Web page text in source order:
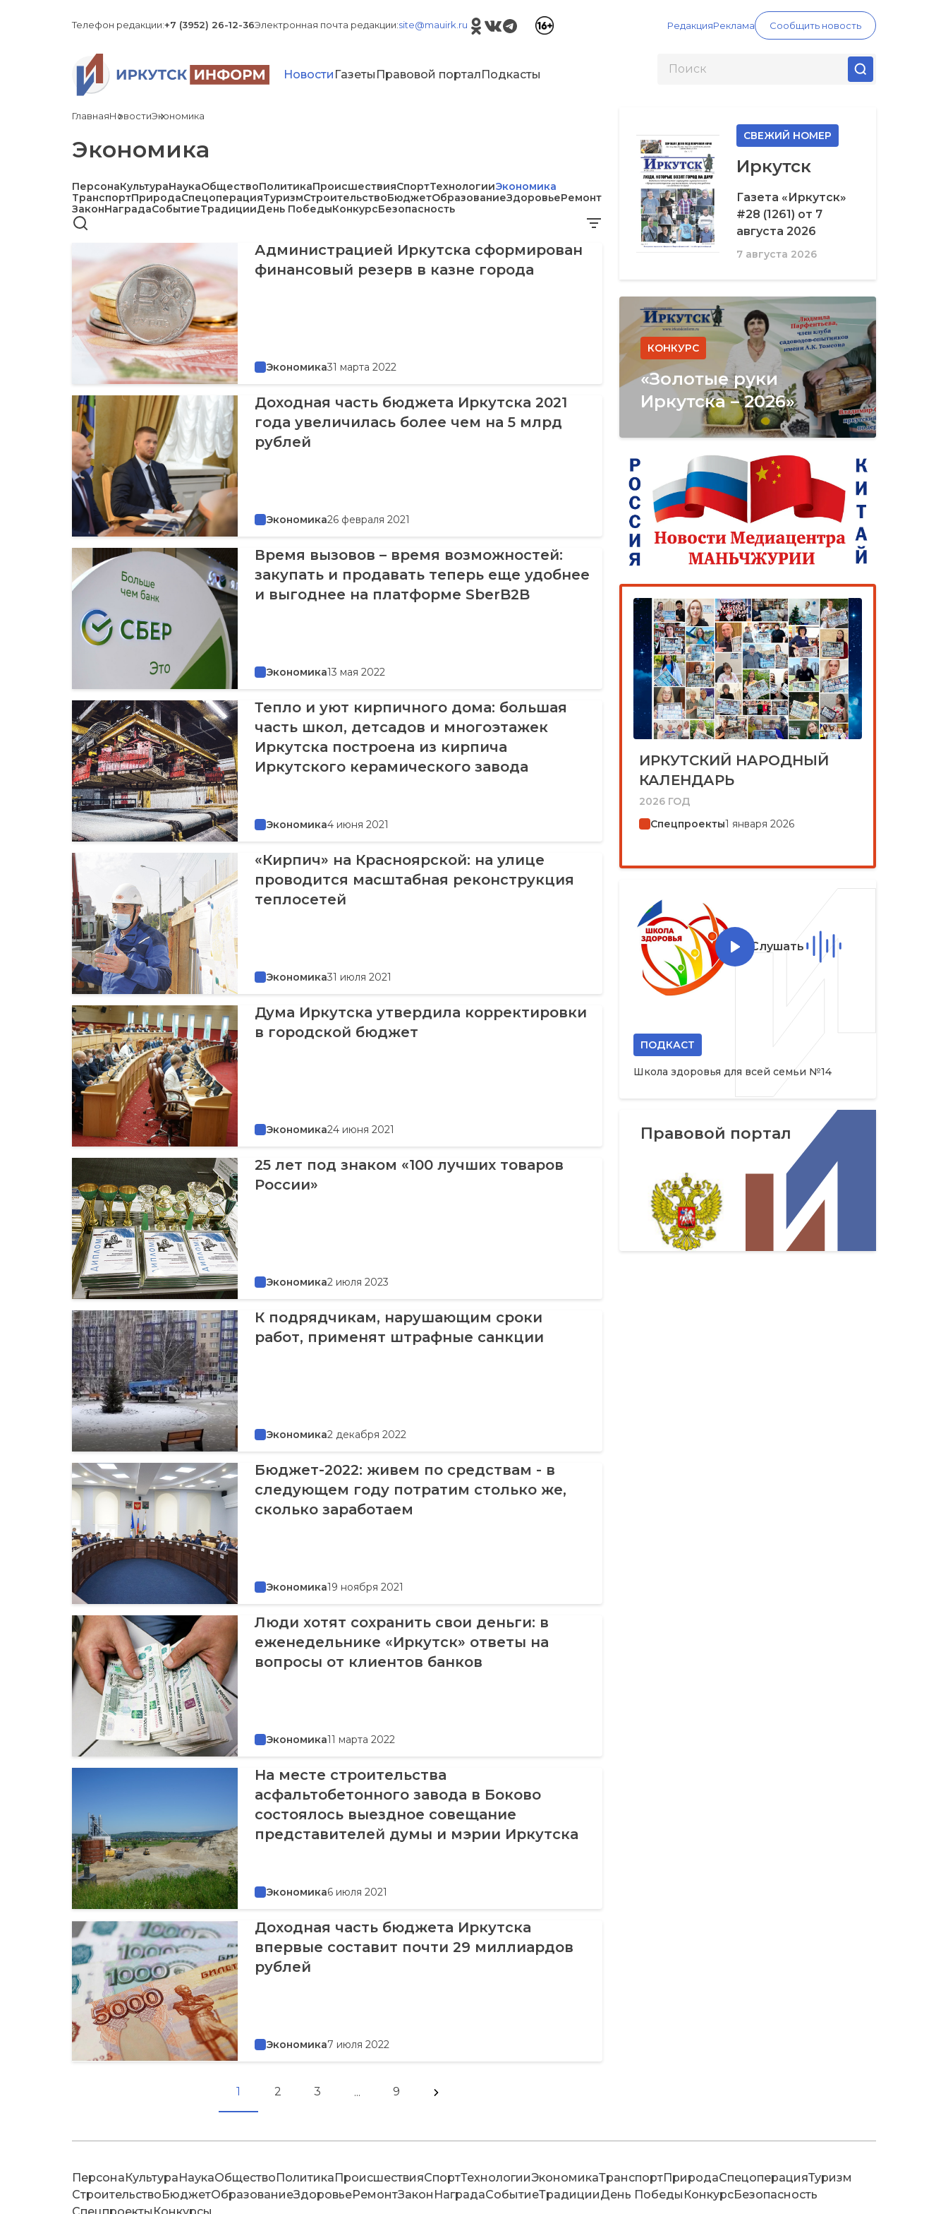
Телефон редакции:+7 (3952) 26-12-36Электронная почта редакции:site@mauirk.ru РедакцияРеклама Сообщить новость
Новости Газеты Правовой портал Подкасты
ГлавнаяНовостиЭкономика
Экономика
ПерсонаКультураНаукаОбществоПолитикаПроисшествияСпортТехнологииЭкономика
ТранспортПриродаСпецоперацияТуризмСтроительствоБюджетОбразованиеЗдоровьеРемонт
ЗаконНаградаСобытиеТрадицииДень ПобедыКонкурсБезопасность
Администрацией Иркутска сформирован
финансовый резерв в казне города
Экономика31 марта 2022
Доходная часть бюджета Иркутска 2021
года увеличилась более чем на 5 млрд
рублей
Экономика26 февраля 2021
Время вызовов – время возможностей:
закупать и продавать теперь еще удобнее
и выгоднее на платформе SberB2B
Экономика13 мая 2022
Тепло и уют кирпичного дома: большая
часть школ, детсадов и многоэтажек
Иркутска построена из кирпича
Иркутского керамического завода
Экономика4 июня 2021
«Кирпич» на Красноярской: на улице
проводится масштабная реконструкция
теплосетей
Экономика31 июля 2021
Дума Иркутска утвердила корректировки
в городской бюджет
Экономика24 июня 2021
25 лет под знаком «100 лучших товаров
России»
Экономика2 июля 2023
К подрядчикам, нарушающим сроки
работ, применят штрафные санкции
Экономика2 декабря 2022
Бюджет-2022: живем по средствам - в
следующем году потратим столько же,
сколько заработаем
Экономика19 ноября 2021
Люди хотят сохранить свои деньги: в
еженедельнике «Иркутск» ответы на
вопросы от клиентов банков
Экономика11 марта 2022
На месте строительства
асфальтобетонного завода в Боково
состоялось выездное совещание
представителей думы и мэрии Иркутска
Экономика6 июля 2021
Доходная часть бюджета Иркутска
впервые составит почти 29 миллиардов
рублей
Экономика7 июля 2022
1 2 3 ... 9
СВЕЖИЙ НОМЕР
Иркутск
Газета «Иркутск»
#28 (1261) от 7
августа 2026
7 августа 2026
КОНКУРС
«Золотые руки
Иркутска – 2026»
ИРКУТСКИЙ НАРОДНЫЙ
КАЛЕНДАРЬ
2026 ГОД
Спецпроекты1 января 2026
Слушать
ПОДКАСТ
Школа здоровья для всей семьи №14
Правовой портал
Персона Культура НаукаОбщество Политика ПроисшествияСпортТехнологииЭкономикаТранспортПриродаСпецоперацияТуризм
Строительство БюджетОбразованиеЗдоровьеРемонтЗакон НаградаСобытиеТрадицииДень Победы КонкурсБезопасность